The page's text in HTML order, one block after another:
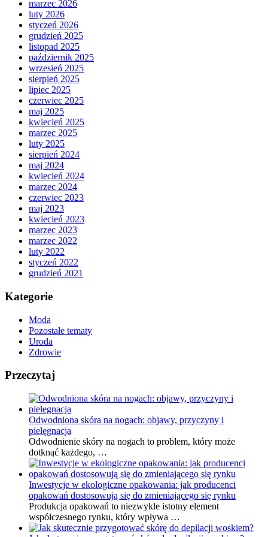
marzec 2026
luty 2026
styczeń 2026
grudzień 2025
listopad 2025
październik 2025
wrzesień 2025
sierpień 2025
lipiec 2025
czerwiec 2025
maj 2025
kwiecień 2025
marzec 2025
luty 2025
sierpień 2024
maj 2024
kwiecień 2024
marzec 2024
czerwiec 2023
maj 2023
kwiecień 2023
marzec 2023
marzec 2022
luty 2022
styczeń 2022
grudzień 2021
Kategorie
Moda
Pozostałe tematy
Uroda
Zdrowie
Przeczytaj
Odwodniona skóra na nogach: objawy, przyczyny i
pielęgnacja
Odwodnienie skóry na nogach to problem, który może
dotknąć każdego, …
Inwestycje w ekologiczne opakowania: jak producenci
opakowań dostosowują się do zmieniającego się rynku
Produkcja opakowań to niezwykle istotny element
współczesnego rynku, który wpływa …